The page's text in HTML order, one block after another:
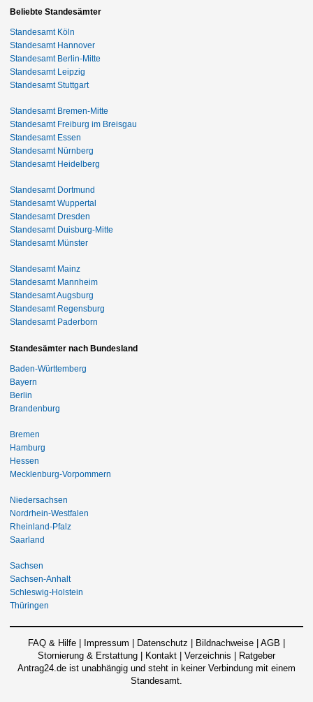
Beliebte Standesämter
Standesamt Köln
Standesamt Hannover
Standesamt Berlin-Mitte
Standesamt Leipzig
Standesamt Stuttgart
Standesamt Bremen-Mitte
Standesamt Freiburg im Breisgau
Standesamt Essen
Standesamt Nürnberg
Standesamt Heidelberg
Standesamt Dortmund
Standesamt Wuppertal
Standesamt Dresden
Standesamt Duisburg-Mitte
Standesamt Münster
Standesamt Mainz
Standesamt Mannheim
Standesamt Augsburg
Standesamt Regensburg
Standesamt Paderborn
Standesämter nach Bundesland
Baden-Württemberg
Bayern
Berlin
Brandenburg
Bremen
Hamburg
Hessen
Mecklenburg-Vorpommern
Niedersachsen
Nordrhein-Westfalen
Rheinland-Pfalz
Saarland
Sachsen
Sachsen-Anhalt
Schleswig-Holstein
Thüringen
FAQ & Hilfe Impressum Datenschutz Bildnachweise AGB
Stornierung & Erstattung
Kontakt Verzeichnis
Ratgeber
Antrag24.de ist unabhängig und steht in keiner Verbindung mit einem
Standesamt.